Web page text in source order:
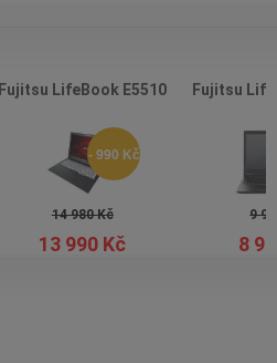
Fujitsu LifeBook E5510
- 990 Kč
14 980 Kč
13 990 Kč
Fujitsu
9
8